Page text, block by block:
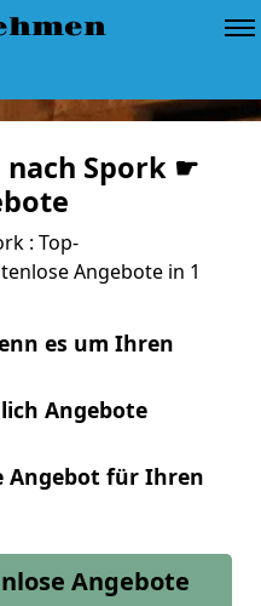
nach Spork ☛
: Top-
Angebote in 1
es um Ihren
Angebote
Angebot für Ihren
Angebote